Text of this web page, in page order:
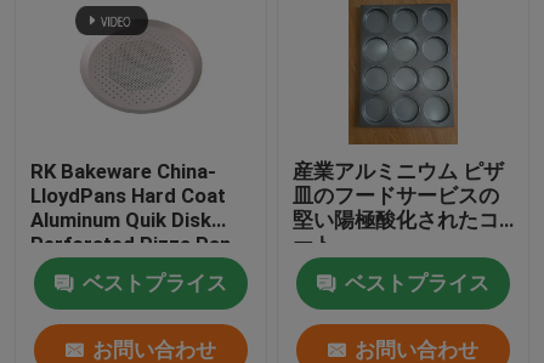
RK Bakeware China-
LloydPans Hard Coat
Aluminum Quik Disk
Perforated Pizza Pan
ベストプライス
お問い合わせ
産業アルミニウム ピザ
皿のフードサービスの
堅い陽極酸化されたコ
ート
ベストプライス
お問い合わせ